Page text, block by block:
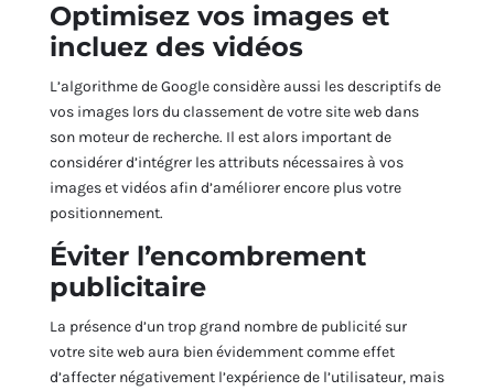
Optimisez vos images et
incluez des vidéos
L’algorithme de Google considère aussi les descriptifs de
vos images lors du classement de votre site web dans
son moteur de recherche. Il est alors important de
considérer d’intégrer les attributs nécessaires à vos
images et vidéos afin d’améliorer encore plus votre
positionnement.
Éviter l’encombrement
publicitaire
La présence d’un trop grand nombre de publicité sur
votre site web aura bien évidemment comme effet
d’affecter négativement l’expérience de l’utilisateur, mais